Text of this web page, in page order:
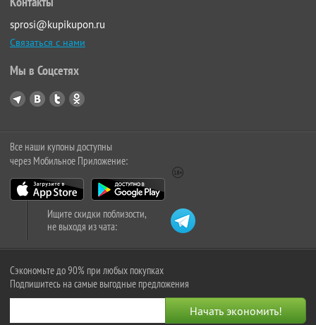
sprosi@kupikupon.ru
Связаться с нами
Мы в Соцсетях
Все наши купоны доступны
через Мобильное Приложение:
Ищите скидки поблизости,
не выходя из чата:
Сэкономьте до 90% при любых покупках
Подпишитесь на самые выгодные предложения